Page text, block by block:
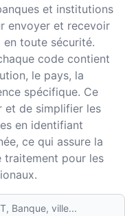
et institutions
envoyer et recevoir
en toute sécurité.
code contient
le pays, la
spécifique. Ce
et de simplifier les
en identifiant
ce qui assure la
traitement pour les